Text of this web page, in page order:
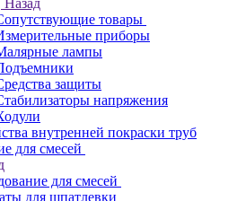
Назад
товары
приборы
лампы
защиты
напряжения
внутренней покраски труб
для смесей
для смесей
для шпатлевки